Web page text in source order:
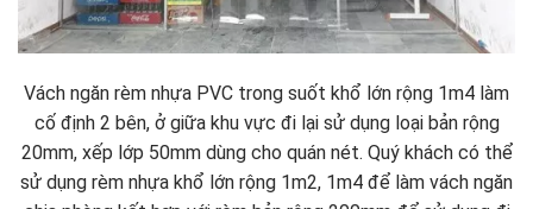
Vách ngăn rèm nhựa PVC trong suốt khổ lớn rộng 1m4 làm
cố định 2 bên, ở giữa khu vực đi lại sử dụng loại bản rộng
20mm, xếp lớp 50mm dùng cho quán nét. Quý khách có thể
sử dụng rèm nhựa khổ lớn rộng 1m2, 1m4 để làm vách ngăn